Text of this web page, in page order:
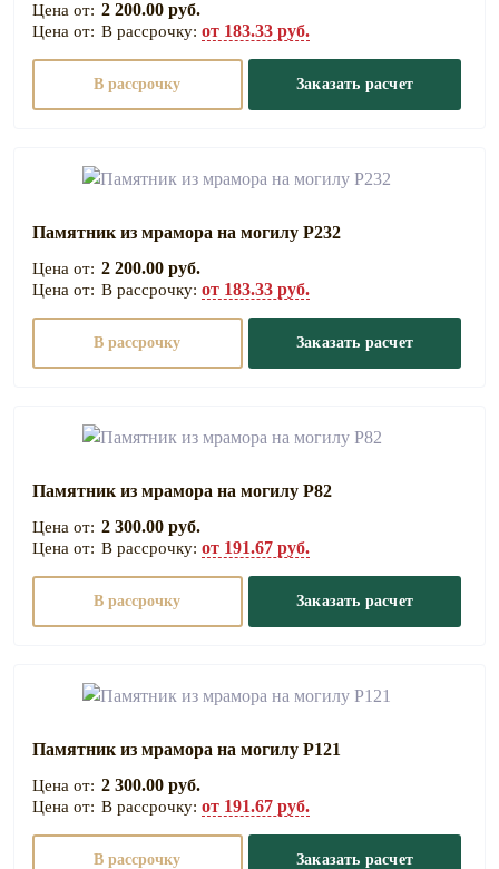
2 200.00 руб.
В рассрочку: от 183.33 руб.
В рассрочку Заказать расчет
Памятник из мрамора на могилу Р232
2 200.00 руб.
В рассрочку: от 183.33 руб.
В рассрочку Заказать расчет
Памятник из мрамора на могилу Р82
2 300.00 руб.
В рассрочку: от 191.67 руб.
В рассрочку Заказать расчет
Памятник из мрамора на могилу Р121
2 300.00 руб.
В рассрочку: от 191.67 руб.
В рассрочку Заказать расчет